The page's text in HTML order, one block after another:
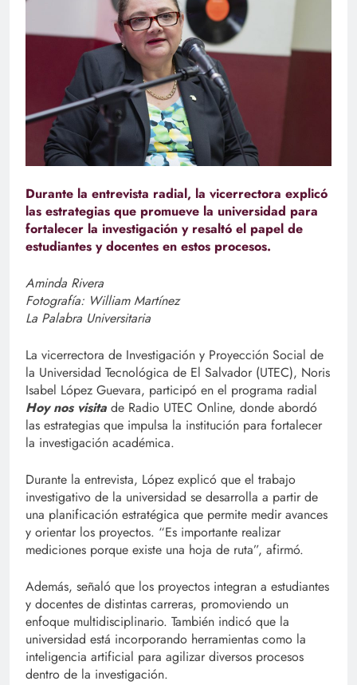
Durante la entrevista radial, la vicerrectora explicó
las estrategias que promueve la universidad para
fortalecer la investigación y resaltó el papel de
estudiantes y docentes en estos procesos.
Aminda Rivera
Fotografía: William Martínez
La Palabra Universitaria
La vicerrectora de Investigación y Proyección Social de
la Universidad Tecnológica de El Salvador (UTEC), Noris
Isabel López Guevara, participó en el programa radial
Hoy nos visita de Radio UTEC Online, donde abordó
las estrategias que impulsa la institución para fortalecer
la investigación académica.
Durante la entrevista, López explicó que el trabajo
investigativo de la universidad se desarrolla a partir de
una planificación estratégica que permite medir avances
y orientar los proyectos. “Es importante realizar
mediciones porque existe una hoja de ruta”, afirmó.
Además, señaló que los proyectos integran a estudiantes
y docentes de distintas carreras, promoviendo un
enfoque multidisciplinario. También indicó que la
universidad está incorporando herramientas como la
inteligencia artificial para agilizar diversos procesos
dentro de la investigación.